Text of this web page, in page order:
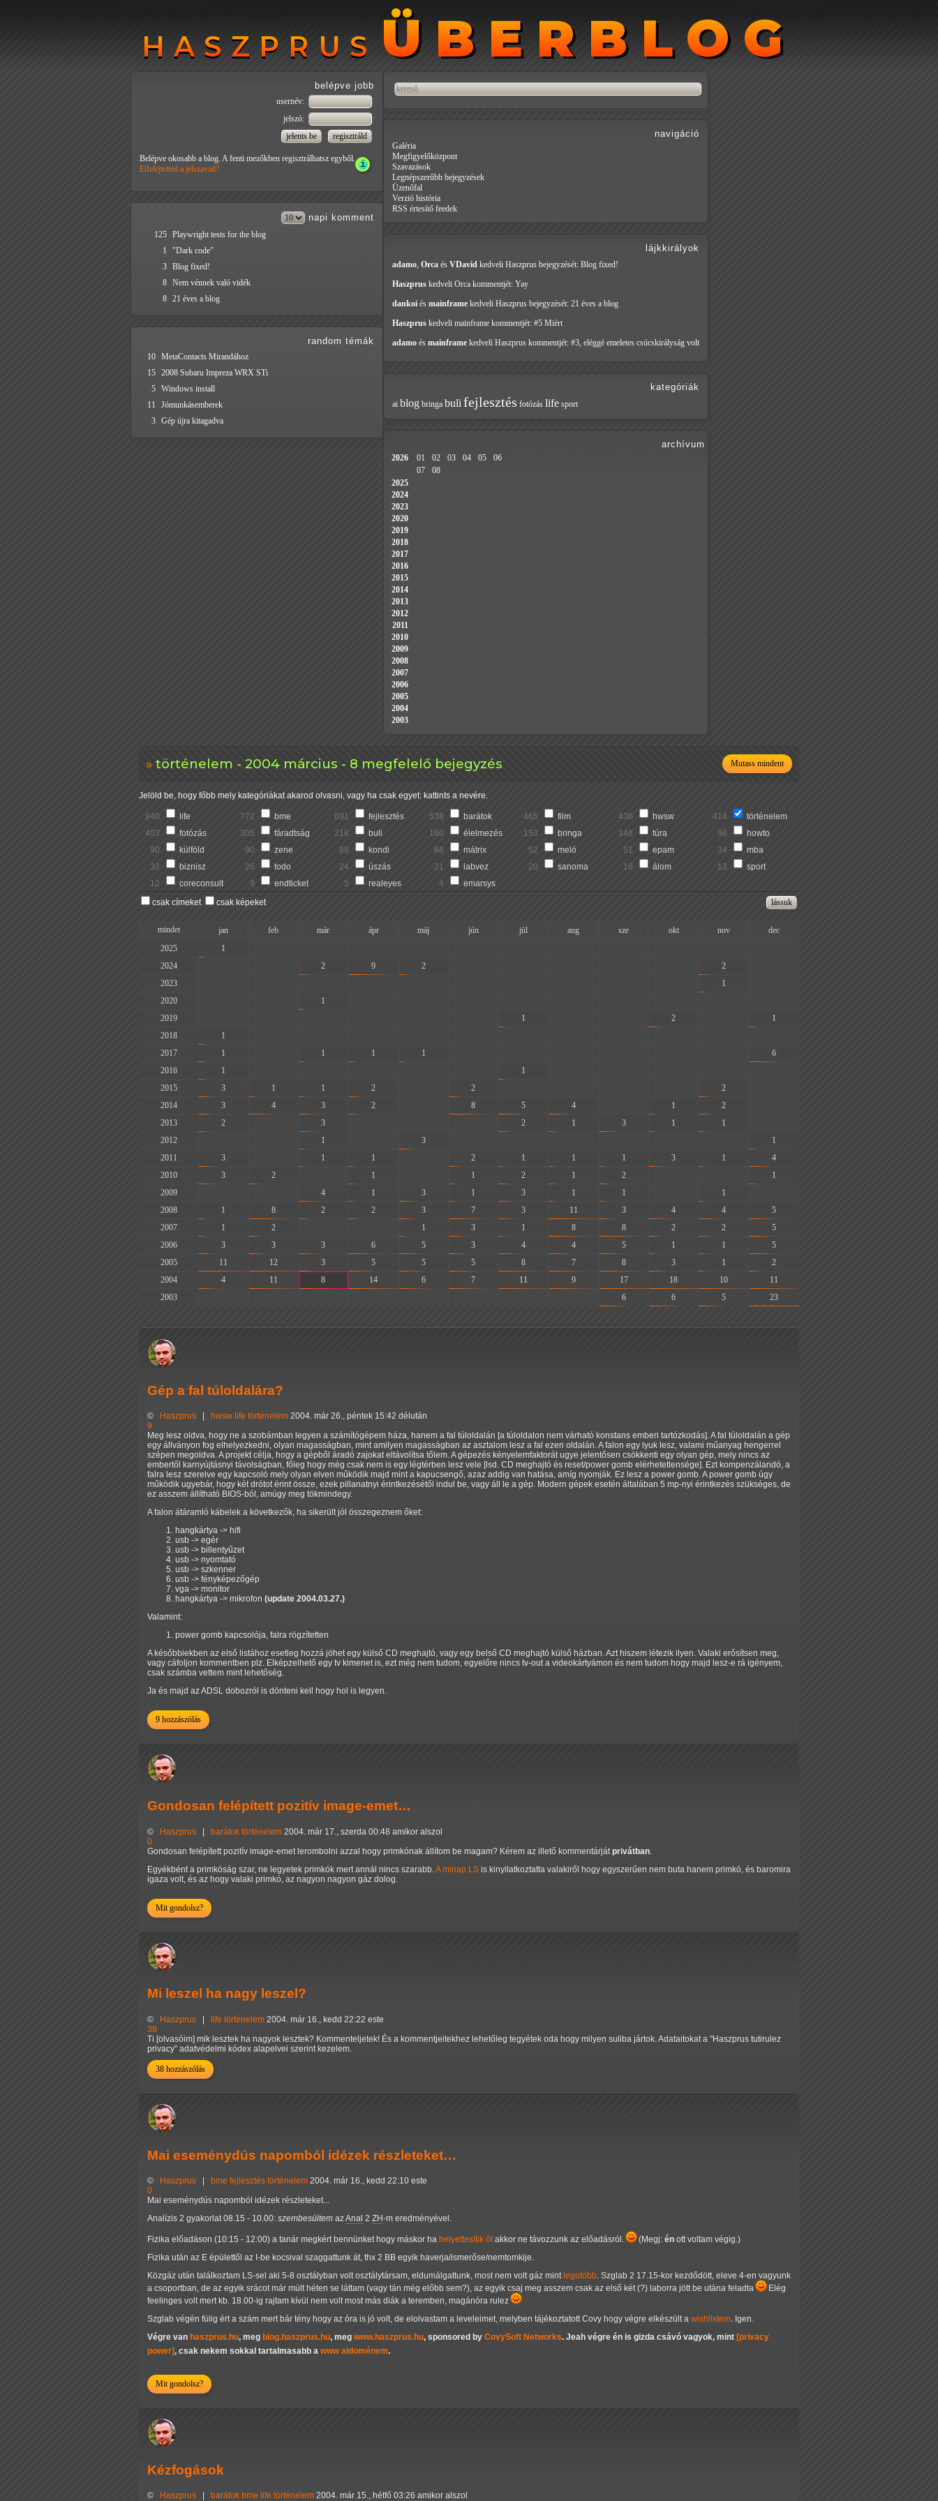
HASZPRUS ÜBERBLOG
HASZPRUS ÜBERBLOG
történelem - 2004 március - 8 megfelelő bejegyzés Mutass mindent
Jelöld be, hogy főbb mely kategóriákat akarod olvasni, vagy ha csak egyet: kattints a nevére.
940 life 772 bme 691 fejlesztés 538 barátok 465 film 436 hwsw 414
történelem
403
fotózás 305 fáradtság 218 buli 160 élelmezés 153 bringa 148 túra 96
howto
90
külföld 90 zene 68 kondi 68 mátrix 52 meló 51 epam 34
mba
32
biznisz 26 todo 24 úszás 21 labvez 20 sanoma 16 álom 13
sport
12
coreconsult 9 endticket 5 realeyes 4
emarsys
csak címeket
csak képeket
mindet jan feb már ápr máj jún júl aug sze okt nov
dec
2025
1
2024
2 9 2 2
2023
1
2020
1
2019
1 2
1
2018
1
2017
1 1 1 1
6
2016
1 1
2015
3 1 1 2 2 2
2014
3 4 3 2 8 5 4 1 2
2013
2 3 2 1 3 1 1
2012
1 3
1
2011
3 1 1 2 1 1 1 3 1
4
2010
3 2 1 1 2 1 2
1
2009
4 1 3 1 3 1 1 1
2008
1 8 2 2 3 7 3 11 3 4 4
5
2007
1 2 1 3 1 8 8 2 2
5
2006
3 3 3 6 5 3 4 4 5 1 1
5
2005
11 12 3 5 5 5 8 7 8 3 1
2
2004
4 11 8 14 6 7 11 9 17 18 10
11
2003
6 6 5 23
Gép a fal túloldalára?
© Haszprus hwsw life történelem 2004. már 26., péntek 15:42 délután
9
Meg lesz oldva, hogy ne a szobámban legyen a számítógépem háza, hanem a fal túloldalán [a túloldalon nem várható konstans emberi tartózkodás]. A fal túloldalán a gép
egy állványon fog elhelyezkedni, olyan magasságban, mint amilyen magasságban az asztalom lesz a fal ezen oldalán. A falon egy lyuk lesz, valami műanyag hengerrel
szépen megoldva. A projekt célja, hogy a gépből áradó zajokat eltávolítsa tőlem. A gépezés kényelemfaktorát ugye jelentősen csökkenti egy olyan gép, mely nincs az
embertől karnyújtásnyi távolságban, főleg hogy még csak nem is egy légtérben lesz vele [lsd. CD meghajtó és reset/power gomb elérhetetlensége]. Ezt kompenzálandó, a
falra lesz szerelve egy kapcsoló mely olyan elven működik majd mint a kapucsengő, azaz addig van hatása, amíg nyomják. Ez lesz a power gomb. A power gomb úgy
működik ugyebár, hogy két drótot érint össze, ezek pillanatnyi érintkezésétől indul be, vagy áll le a gép. Modern gépek esetén általában 5 mp-nyi érintkezés szükséges, de
ez asszem állítható BIOS-ból, amúgy meg tökmindegy.
A falon átáramló kábelek a következők, ha sikerült jól összegeznem őket:
hangkártya -> hifi
usb -> egér
usb -> billentyűzet
usb -> nyomtató
usb -> szkenner
usb -> fényképezőgép
vga -> monitor
hangkártya -> mikrofon (update 2004.03.27.)
Valamint:
power gomb kapcsolója, falra rögzítetten
A későbbiekben az első listához esetleg hozzá jöhet egy külső CD meghajtó, vagy egy belső CD meghajtó külső házban. Azt hiszem létezik ilyen. Valaki erősítsen meg,
vagy cáfoljon kommentben plz. Elképzelhető egy tv kimenet is, ezt még nem tudom, egyelőre nincs tv-out a videokártyámon és nem tudom hogy majd lesz-e rá igényem,
csak számba vettem mint lehetőség.
Ja és majd az ADSL dobozról is dönteni kell hogy hol is legyen.
9 hozzászólás
Gondosan felépített pozitív image-emet…
© Haszprus | barátok történelem 2004. már 17., szerda 00:48 amikor alszol
0
Gondosan felépített pozitív image-emet lerombolni azzal hogy primkónak állítom be magam? Kérem az illető kommentárját privátban
Egyékbént a primkóság szar, ne legyetek primkók mert annál nincs szarabb. A minap LS is kinyilatkoztatta valakiről hogy egyszerűen nem buta hanem primkó, és baromira
igaza volt, és az hogy valaki primkó, az nagyon nagyon gáz dolog.
Mit gondolsz?
Mi leszel ha nagy leszel?
© Haszprus life történelem 2004. már 16., kedd 22:22 este
38
Ti [olvasóim] mik lesztek ha nagyok lesztek? Kommenteljetek! És a kommentjeitekhez lehetőleg tegyétek oda hogy milyen suliba jártok. Adataitokat a "Haszprus tutirulez
privacy" adatvédelmi kódex alapelvei szerint kezelem.
38 hozzászólás
Mai eseménydús napomból idézek részleteket…
© Haszprus bme fejlesztés történelem 2004. már 16., kedd 22:10 este
0
Mai eseménydús napomból idézek részleteket...
Analízis 2 gyakorlat 08.15 - 10.00: szembesültem azAnal 2 ZH-m eredményével.
Fizika előadáson (10:15 - 12:00) a tanár megkért bennünket hogy máskor ha helyettesítik őtakkor ne távozzunk az előadásról. (Megj: én ott voltam végig.)
Fizika után az E épülettől az I-be kocsival szaggattunk át, thx 2 BB egyik haverja/ismerőse/nemtomkije.
Közgáz után találkoztam LS-sel aki 5-8 osztályban volt osztálytársam, eldumálgattunk, most nem volt gáz mint legutóbb. Szglab 2 17.15-kor kezdődött, eleve 4-en vagyunk
a csoportban, de az egyik srácot már múlt héten se láttam (vagy tán még előbb sem?), az egyik csaj meg asszem csak az első két (?) laborra jött be utána feladta
Elég
feelinges volt mert kb. 18.00-ig rajtam kívül nem volt most más diák a teremben, magánóra rulez
Szglab végén fülig ért a szám mert bár tény hogy az óra is jó volt, de elolvastam a leveleimet, melyben tájékoztatott Covy hogy végre elkészült a wishlistem. Igen.
Végre van haszprus.hu, meg blog.haszprus.hu, meg www.haszprus.hu, sponsored by CovySoft Networks. Jeah végre én is gizda csávó vagyok, mint [privacy
power], csak nekem sokkal tartalmasabb a www aldoménem.
Mit gondolsz?
Kézfogások
© Haszprus barátok bme life történelem 2004. már 15., hétfő 03:26 amikor alszol
belépve jobb
usernév:
jelszó:
Belépve okosabb a blog. A fenti mezőkben regisztrálhatsz egyből.
Elfelejtetted a jelszavad?
napi komment
125 Playwright tests for the blog
1
"Dark code"
3 Blog fixed!
8 Nem vénnek való vidék
8 21 éves a blog
random témák
10 MetaContacts Mirandához
15 2008 Subaru Impreza WRX STi
5 Windows install
11
Jómunkásemberek
3 Gép újra kitagadva
navigáció
Galéria
Megfigyelőközpont
Szavazások
Legnépszerűbb bejegyzések
Üzenőfal
Verzió história
RSS értesítő feedek
lájkkirályok
adamo, Orca és VDavid kedveli Haszprus bejegyzését: Blog fixed!
Haszprus kedveli Orca kommentjét: Yay
dankoi és mainframe kedveli Haszprus bejegyzését: 21 éves a blog
Haszprus kedveli mainframe kommentjét: #5 Miért
adamo és mainframe kedveli Haszprus kommentjét: #3, eléggé emeletes csúcskirályság volt
kategóriák
ai blog bringa buli fejlesztés fotózás life sport
archívum
2026 01 02 03 04 05
06
07
08
2025
2024
2023
2020
2019
2018
2017
2016
2015
2014
2013
2012
2011
2010
2009
2008
2007
2006
2005
2004
2003